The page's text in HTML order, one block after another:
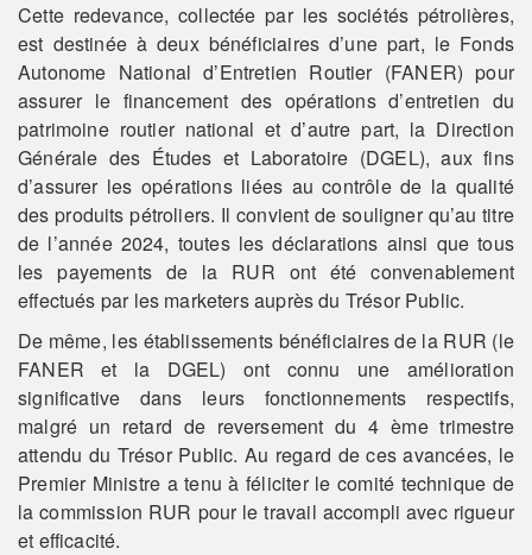
Cette redevance, collectée par les sociétés pétrolières,
est destinée à deux bénéficiaires d’une part, le Fonds
Autonome National d’Entretien Routier (FANER) pour
assurer le financement des opérations d’entretien du
patrimoine routier national et d’autre part, la Direction
Générale des Études et Laboratoire (DGEL), aux fins
d’assurer les opérations liées au contrôle de la qualité
des produits pétroliers. Il convient de souligner qu’au titre
de l’année 2024, toutes les déclarations ainsi que tous
les payements de la RUR ont été convenablement
effectués par les marketers auprès du Trésor Public.
De même, les établissements bénéficiaires de la RUR (le
FANER et la DGEL) ont connu une amélioration
significative dans leurs fonctionnements respectifs,
malgré un retard de reversement du 4 ème trimestre
attendu du Trésor Public. Au regard de ces avancées, le
Premier Ministre a tenu à féliciter le comité technique de
la commission RUR pour le travail accompli avec rigueur
et efficacité.